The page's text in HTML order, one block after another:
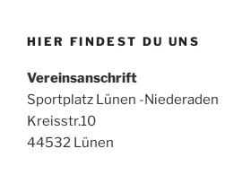
HIER FINDEST DU UNS
Vereinsanschrift
Sportplatz Lünen -Niederaden
Kreisstr.10
44532 Lünen